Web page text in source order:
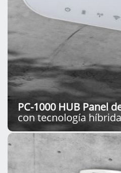
PC-1000 HUB Panel
con tecnología